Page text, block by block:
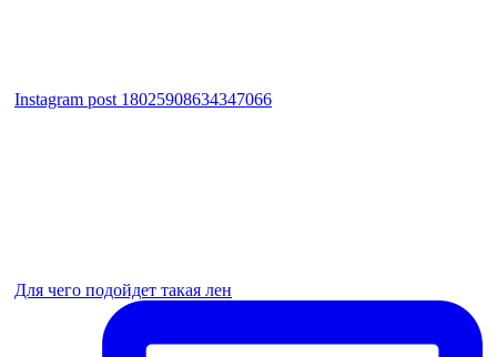
Instagram post 18025908634347066
Для чего подойдет такая лен